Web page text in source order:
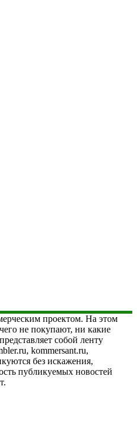
проектом. На этом
не покупают, ни какие
собой ленту
kommersant.ru,
без искажения,
публикуемых новостей